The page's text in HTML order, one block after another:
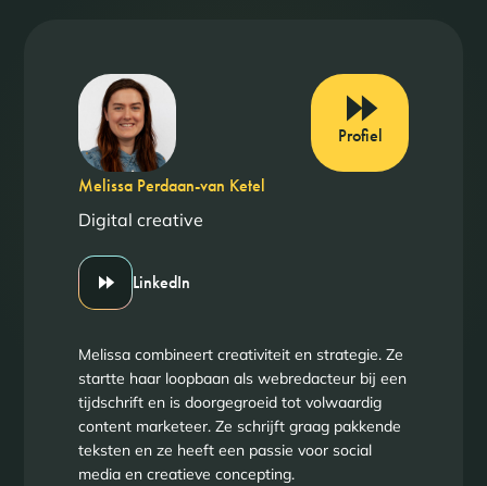
Melissa Perdaan-van Ketel
Digital creative
LinkedIn
Profiel
Melissa combineert creativiteit en strategie. Ze
startte haar loopbaan als webredacteur bij een
tijdschrift en is doorgegroeid tot volwaardig
content marketeer. Ze schrijft graag pakkende
teksten en ze heeft een passie voor social
media en creatieve concepting.